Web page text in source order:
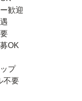
歓迎
OK
プ
不要